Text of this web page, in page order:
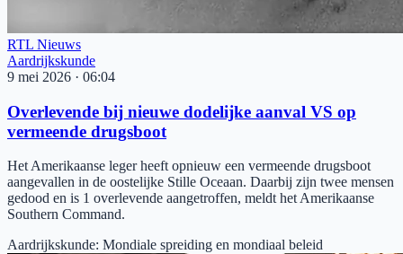
RTL Nieuws
Aardrijkskunde
9 mei 2026 · 06:04
Overlevende bij nieuwe dodelijke aanval VS op
vermeende drugsboot
Het Amerikaanse leger heeft opnieuw een vermeende drugsboot
aangevallen in de oostelijke Stille Oceaan. Daarbij zijn twee mensen
gedood en is 1 overlevende aangetroffen, meldt het Amerikaanse
Southern Command.
Aardrijkskunde: Mondiale spreiding en mondiaal beleid